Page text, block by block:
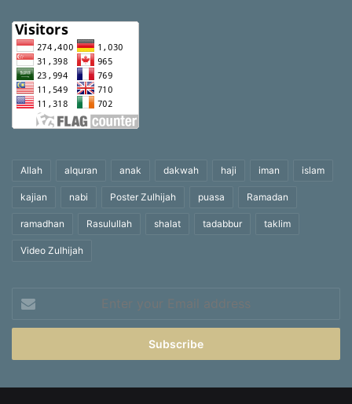
Allah alquran anak dakwah haji iman islam
kajian nabi Poster Zulhijah puasa Ramadan
ramadhan Rasulullah shalat tadabbur taklim
Video Zulhijah
Enter
your
Email